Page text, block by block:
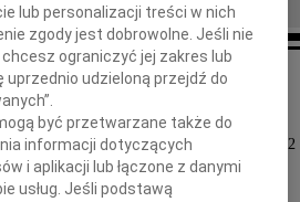
"Nie umiera ten, kto trwa w pamięci żywych"
żalem zawiadamiamy, że 15 marca
odeszła w wieku 90 lat
nasza ukochana Mama, Teściowa i Babcia
lub personalizacji treści w nich
zgody jest dobrowolne. Jeśli nie
ograniczyć jej zakres lub
udzieloną przejdź do
być przetwarzane także do
informacji dotyczących
i aplikacji lub łączone z danymi
usług. Jeśli podstawą